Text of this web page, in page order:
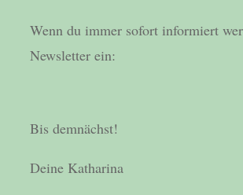
Wenn du immer sofort informiert
Newsletter ein:
Bis demnächst!
Deine Katharina